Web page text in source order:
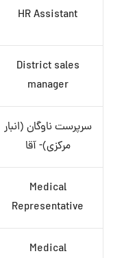
HR Assistant
District sales
manager
سرپرست ناوگان (انبار
مرکزی)- آقا
Medical
Representative
Medical